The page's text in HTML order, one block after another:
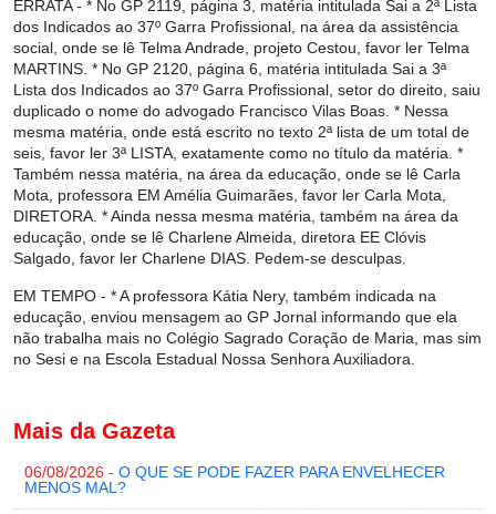
ERRATA- * No GP 2119, página 3, matéria intitulada Sai a 2ª Lista
dos Indicados ao 37º Garra Profissional, na área da assistência
social, onde se lê Telma Andrade, projeto Cestou, favor ler Telma
MARTINS. * No GP 2120, página 6, matéria intitulada Sai a 3ª
Lista dos Indicados ao 37º Garra Profissional, setor do direito, saiu
duplicado o nome do advogado Francisco Vilas Boas. * Nessa
mesma matéria, onde está escrito no texto 2ª lista de um total de
seis, favor ler 3ª LISTA, exatamente como no título da matéria. *
Também nessa matéria, na área da educação, onde se lê Carla
Mota, professora EM Amélia Guimarães, favor ler Carla Mota,
DIRETORA. * Ainda nessa mesma matéria, também na área da
educação, onde se lê Charlene Almeida, diretora EE Clóvis
Salgado, favor ler Charlene DIAS. Pedem-se desculpas.
EM TEMPO - * A professora Kátia Nery, também indicada na
educação, enviou mensagem ao GP Jornal informando que ela
não trabalha mais no Colégio Sagrado Coração de Maria, mas sim
no Sesi e na Escola Estadual Nossa Senhora Auxiliadora.
Mais da Gazeta
06/08/2026 - O QUE SE PODE FAZER PARA ENVELHECER
MENOS MAL?